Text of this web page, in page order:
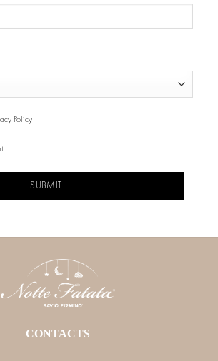
Policy
CONTACTS